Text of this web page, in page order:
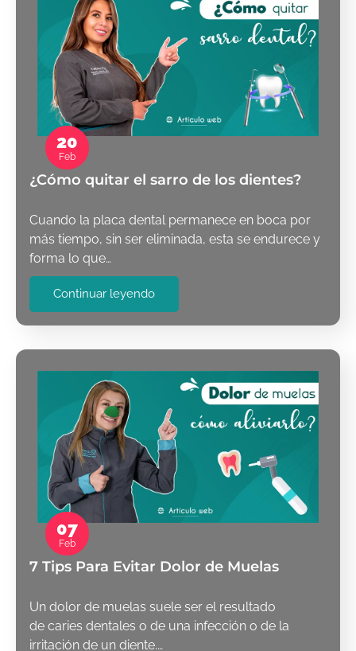
20
Feb
¿Cómo quitar el sarro de los dientes?
Cuando la placa dental permanece en boca por
más tiempo, sin ser eliminada, esta se endurece y
forma lo que…
Continuar leyendo
07
Feb
7 Tips Para Evitar Dolor de Muelas
Un dolor de muelas suele ser el resultado
de caries dentales o de una infección o de la
irritación de un diente.…